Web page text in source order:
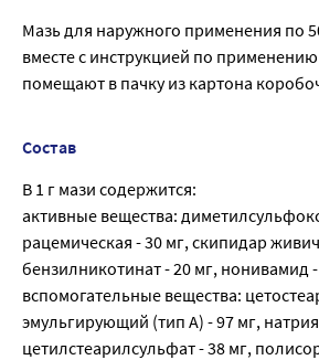
Мазь для наружного применения по
вместе с инструкцией по
помещают в пачку из картона
Состав
В 1 г мази содержится:
активные вещества:
рацемическая - 30 мг, скипидар
бензилникотинат - 20 мг, нонивамид -
вспомогательные вещества:
эмульгирующий (тип А) - 97 мг, натрия
цетилстеарилсульфат - 38 мг,